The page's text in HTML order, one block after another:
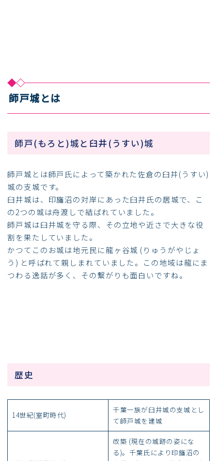
師戸城とは
師戸(もろと)城と臼井(うすい)城
師戸城とは師戸氏によって築かれた佐倉の臼井(うすい)
城の支城です。
臼井城は、印旛沼の対岸にあった臼井氏の居城で、こ
の2つの城は舟渡しで結ばれていました。
師戸城は臼井城を守る際、その立地や近さで大きな役
割を果たしていました。
かつてこのお城は地元民に龍ヶ谷城 (りゅうがやじょ
う) と呼ばれて親しまれていました。この地域は龍にま
つわる逸話が多く、その繋がりも面白いですね。
歴史
14世紀(室町時代)
千葉一族が臼井城の支城とし
て師戸城を建城
改築 (現在の城跡の姿にな
る)。千葉氏により印旛沼の